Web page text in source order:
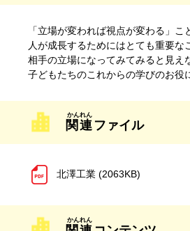
「立場が変われば視点が変わる」こ
人が成長するためにはとても重要な
相手の立場になってみてみると見え
子どもたちのこれからの学びのお役
関連 ファイル
北澤工業 (2063KB)